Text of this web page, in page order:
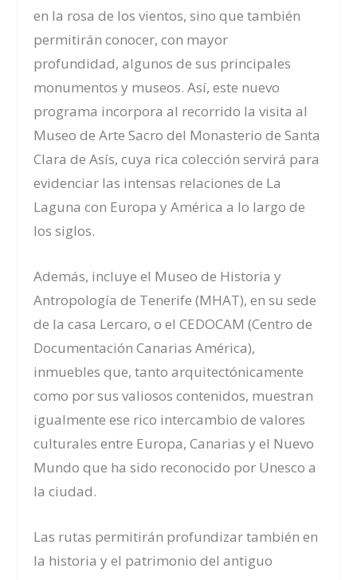
en la rosa de los vientos, sino que también
permitirán conocer, con mayor
profundidad, algunos de sus principales
monumentos y museos. Así, este nuevo
programa incorpora al recorrido la visita al
Museo de Arte Sacro del Monasterio de Santa
Clara de Asís, cuya rica colección servirá para
evidenciar las intensas relaciones de La
Laguna con Europa y América a lo largo de
los siglos.
Además, incluye el Museo de Historia y
Antropología de Tenerife (MHAT), en su sede
de la casa Lercaro, o el CEDOCAM (Centro de
Documentación Canarias América),
inmuebles que, tanto arquitectónicamente
como por sus valiosos contenidos, muestran
igualmente ese rico intercambio de valores
culturales entre Europa, Canarias y el Nuevo
Mundo que ha sido reconocido por Unesco a
la ciudad.
Las rutas permitirán profundizar también en
la historia y el patrimonio del antiguo